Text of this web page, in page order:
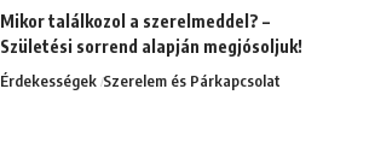
Mikor találkozol a szerelmeddel? –
Születési sorrend alapján megjósoljuk!
Érdekességek Szerelem és Párkapcsolat